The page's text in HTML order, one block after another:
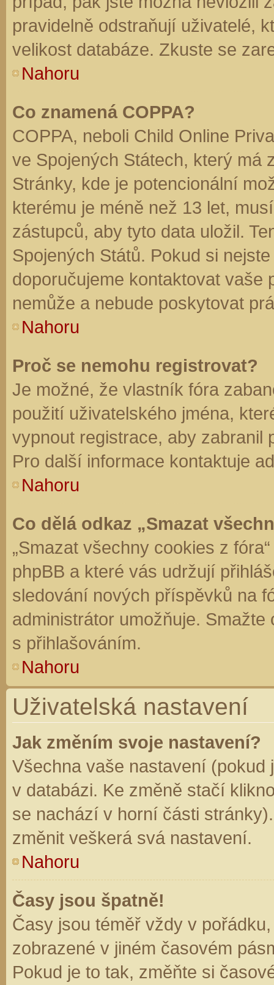
pravidelně odstraňují uživatelé,
velikost databáze. Zkuste se
Nahoru
Co znamená COPPA?
COPPA, neboli Child Online
ve Spojených Státech, který má
Stránky, kde je potencionální
kterému je méně než 13 let,
zástupců, aby tyto data uložil.
Spojených Států. Pokud si
doporučujeme kontaktovat vaše
nemůže a nebude poskytovat
Nahoru
Proč se nemohu registrovat?
Je možné, že vlastník fóra
použití uživatelského jména,
vypnout registrace, aby zabranil
Pro další informace kontaktuje
Nahoru
Co dělá odkaz „Smazat
„Smazat všechny cookies z
phpBB a které vás udržují
sledování nových příspěvků na
administrátor umožňuje.
s přihlašováním.
Nahoru
Uživatelská nastavení
Jak změním svoje nastavení?
Všechna vaše nastavení (pokud
v databázi. Ke změně stačí
se nachází v horní části
změnit veškerá svá nastavení.
Nahoru
Časy jsou špatně!
Časy jsou téměř vždy v
zobrazené v jiném časovém
Pokud je to tak, změňte si